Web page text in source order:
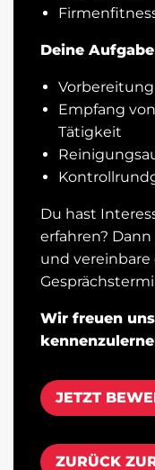
Deine
Empfang
Tätigkeit
Du hast
erfahren?
und
Wir freuen
JETZT
ZURÜCK